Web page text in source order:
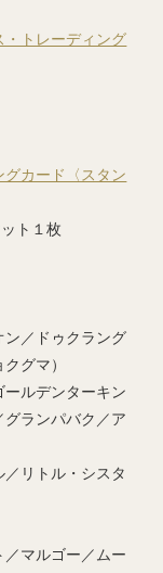
・トレーディング
グカード〈スタン
ト１枚
ン／ドゥクラング
グマ）
ルデンターキン
グランパバク／ア
リトル・シスタ
マルゴー／ムー